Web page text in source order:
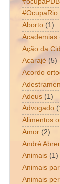
#OcupaRio
Aborto (1)
Academias
Ação da
Acarajé (5)
Acordo
Adeus (1)
Advogado
Alimentos
Amor (2)
André
Animais (1)
Animais
Animais